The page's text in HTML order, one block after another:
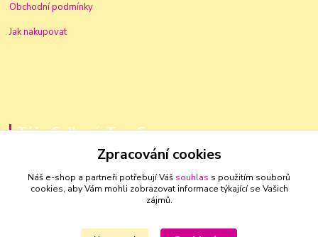
Obchodní podmínky
Jak nakupovat
Táňa Golková, TanaGo
+420 603 83 88 46
golkovat@seznam.cz
Zpracování cookies
Náš e-shop a partneři potřebují Váš souhlas s použitím souborů
cookies, aby Vám mohli zobrazovat informace týkající se Vašich
zájmů.